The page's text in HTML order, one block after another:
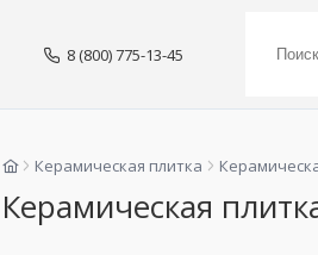
8 (800) 775-13-45
Керамическая плитка
Керамическая